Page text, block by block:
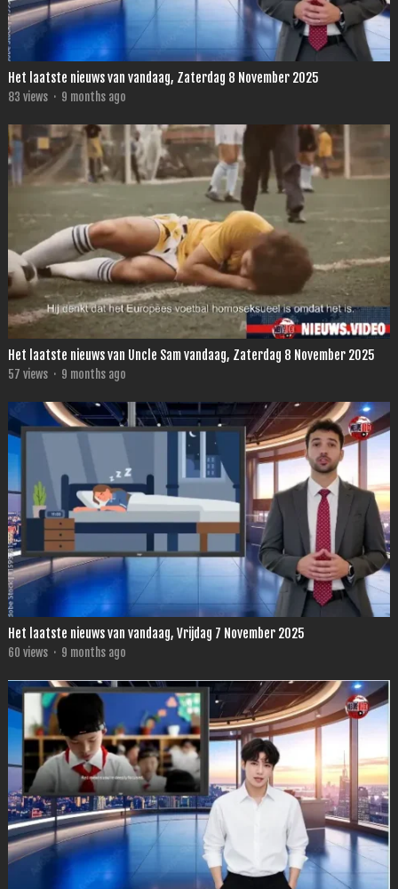
Het laatste nieuws van vandaag, Zaterdag 8 November 2025
83 views · 9 months ago
Het laatste nieuws van Uncle Sam vandaag, Zaterdag 8 November 2025
57 views · 9 months ago
Het laatste nieuws van vandaag, Vrijdag 7 November 2025
60 views · 9 months ago